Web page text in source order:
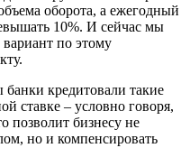
оборота, а ежегодный
10%. И сейчас мы
по этому
кредитовали такие
ставке – условно говоря,
позволит бизнесу не
но и компенсировать